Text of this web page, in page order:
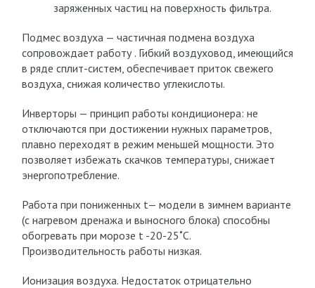
заряженных частиц на поверхность фильтра.
Подмес воздуха — частичная подмена воздуха
сопровождает работу . Гибкий воздуховод, имеющийся
в ряде сплит-систем, обеспечивает приток свежего
воздуха, снижая количество углекислоты.
Инверторы — принцип работы кондиционера: не
отключаются при достижении нужных параметров,
плавно переходят в режим меньшей мощности. Это
позволяет избежать скачков температуры, снижает
энергопотребление.
Работа при пониженных t— модели в зимнем варианте
(с нагревом дренажа и выносного блока) способны
обогревать при морозе t -20-25˚С.
Производительность работы низкая.
Ионизация воздуха. Недостаток отрицательно